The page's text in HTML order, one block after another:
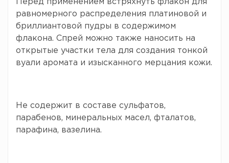
Перед применением встряхнуть флакон для
равномерного распределения платиновой и
бриллиантовой пудры в содержимом
флакона. Спрей можно также наносить на
открытые участки тела для создания тонкой
вуали аромата и изысканного мерцания кожи.
Не содержит в составе сульфатов,
парабенов, минеральных масел, фталатов,
парафина, вазелина.